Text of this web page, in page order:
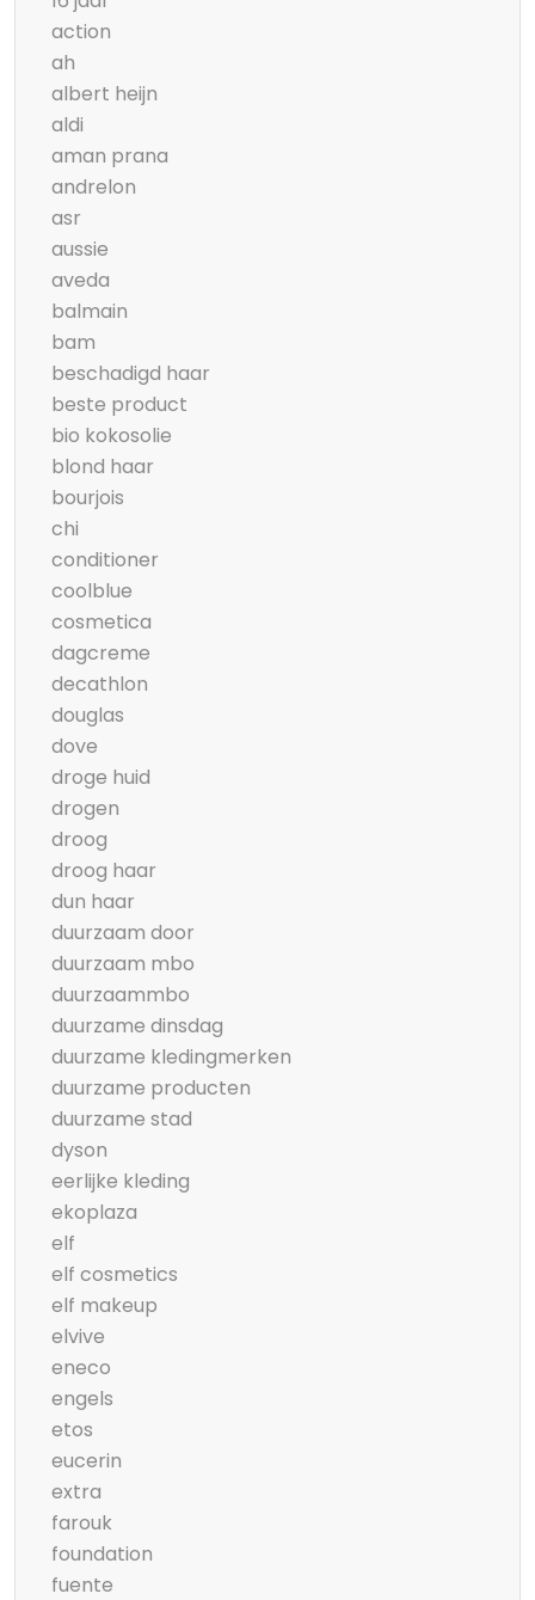
action
ah
albert heijn
aldi
aman prana
andrelon
asr
aussie
aveda
balmain
bam
beschadigd haar
beste product
bio kokosolie
blond haar
bourjois
chi
conditioner
coolblue
cosmetica
dagcreme
decathlon
douglas
dove
droge huid
drogen
droog
droog haar
dun haar
duurzaam door
duurzaam mbo
duurzaammbo
duurzame dinsdag
duurzame kledingmerken
duurzame producten
duurzame stad
dyson
eerlijke kleding
ekoplaza
elf
elf cosmetics
elf makeup
elvive
eneco
engels
etos
eucerin
extra
farouk
foundation
fuente